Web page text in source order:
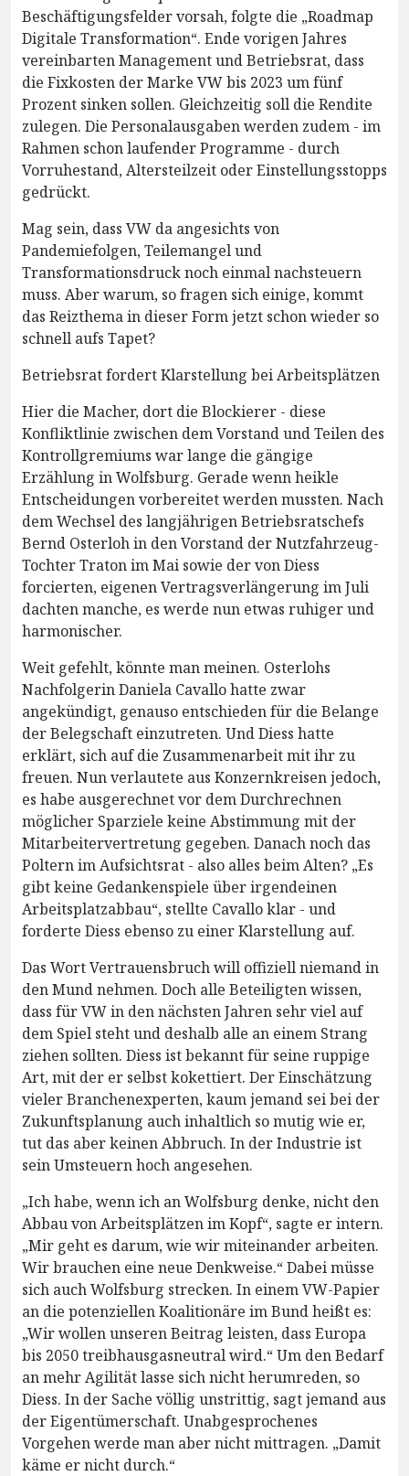
Beschäftigungsfelder vorsah, folgte die „Roadmap
Digitale Transformation“. Ende vorigen Jahres
vereinbarten Management und Betriebsrat, dass
die Fixkosten der Marke VW bis 2023 um fünf
Prozent sinken sollen. Gleichzeitig soll die Rendite
zulegen. Die Personalausgaben werden zudem - im
Rahmen schon laufender Programme - durch
Vorruhestand, Altersteilzeit oder Einstellungsstopps
gedrückt.
Mag sein, dass VW da angesichts von
Pandemiefolgen, Teilemangel und
Transformationsdruck noch einmal nachsteuern
muss. Aber warum, so fragen sich einige, kommt
das Reizthema in dieser Form jetzt schon wieder so
schnell aufs Tapet?
Betriebsrat fordert Klarstellung bei Arbeitsplätzen
Hier die Macher, dort die Blockierer - diese
Konfliktlinie zwischen dem Vorstand und Teilen des
Kontrollgremiums war lange die gängige
Erzählung in Wolfsburg. Gerade wenn heikle
Entscheidungen vorbereitet werden mussten. Nach
dem Wechsel des langjährigen Betriebsratschefs
Bernd Osterloh in den Vorstand der Nutzfahrzeug-
Tochter Traton im Mai sowie der von Diess
forcierten, eigenen Vertragsverlängerung im Juli
dachten manche, es werde nun etwas ruhiger und
harmonischer.
Weit gefehlt, könnte man meinen. Osterlohs
Nachfolgerin Daniela Cavallo hatte zwar
angekündigt, genauso entschieden für die Belange
der Belegschaft einzutreten. Und Diess hatte
erklärt, sich auf die Zusammenarbeit mit ihr zu
freuen. Nun verlautete aus Konzernkreisen jedoch,
es habe ausgerechnet vor dem Durchrechnen
möglicher Sparziele keine Abstimmung mit der
Mitarbeitervertretung gegeben. Danach noch das
Poltern im Aufsichtsrat - also alles beim Alten? „Es
gibt keine Gedankenspiele über irgendeinen
Arbeitsplatzabbau“, stellte Cavallo klar - und
forderte Diess ebenso zu einer Klarstellung auf.
Das Wort Vertrauensbruch will offiziell niemand in
den Mund nehmen. Doch alle Beteiligten wissen,
dass für VW in den nächsten Jahren sehr viel auf
dem Spiel steht und deshalb alle an einem Strang
ziehen sollten. Diess ist bekannt für seine ruppige
Art, mit der er selbst kokettiert. Der Einschätzung
vieler Branchenexperten, kaum jemand sei bei der
Zukunftsplanung auch inhaltlich so mutig wie er,
tut das aber keinen Abbruch. In der Industrie ist
sein Umsteuern hoch angesehen.
„Ich habe, wenn ich an Wolfsburg denke, nicht den
Abbau von Arbeitsplätzen im Kopf“, sagte er intern.
„Mir geht es darum, wie wir miteinander arbeiten.
Wir brauchen eine neue Denkweise.“ Dabei müsse
sich auch Wolfsburg strecken. In einem VW-Papier
an die potenziellen Koalitionäre im Bund heißt es:
„Wir wollen unseren Beitrag leisten, dass Europa
bis 2050 treibhausgasneutral wird.“ Um den Bedarf
an mehr Agilität lasse sich nicht herumreden, so
Diess. In der Sache völlig unstrittig, sagt jemand aus
der Eigentümerschaft. Unabgesprochenes
Vorgehen werde man aber nicht mittragen. „Damit
käme er nicht durch.“